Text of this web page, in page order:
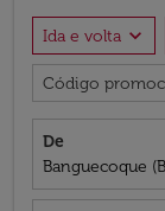
Ida e volta expand_more
Código
De
Banguecoque